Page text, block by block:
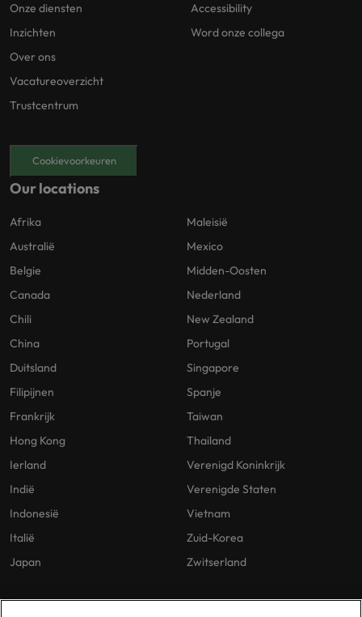
Onze diensten
Inzichten
Over ons
Vacatureoverzicht
Trustcentrum
Accessibility
Word onze collega
Cookievoorkeuren
Our locations
Afrika
Australië
Belgie
Canada
Chili
China
Duitsland
Filipijnen
Frankrijk
Hong Kong
Ierland
Indië
Indonesië
Italië
Japan
Maleisië
Mexico
Midden-Oosten
Nederland
New Zealand
Portugal
Singapore
Spanje
Taiwan
Thailand
Verenigd Koninkrijk
Verenigde Staten
Vietnam
Zuid-Korea
Zwitserland